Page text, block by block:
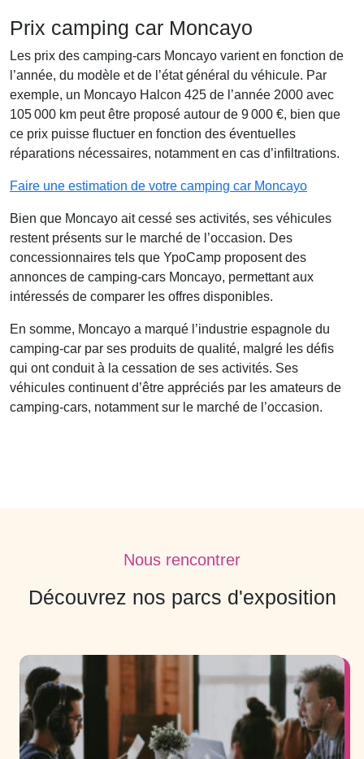
Prix camping car Moncayo
Les prix des camping-cars Moncayo varient en fonction de
l’année, du modèle et de l’état général du véhicule. Par
exemple, un Moncayo Halcon 425 de l’année 2000 avec
105 000 km peut être proposé autour de 9 000 €, bien que
ce prix puisse fluctuer en fonction des éventuelles
réparations nécessaires, notamment en cas d’infiltrations.
Faire une estimation de votre camping car Moncayo
Bien que Moncayo ait cessé ses activités, ses véhicules
restent présents sur le marché de l’occasion. Des
concessionnaires tels que YpoCamp proposent des
annonces de camping-cars Moncayo, permettant aux
intéressés de comparer les offres disponibles.
En somme, Moncayo a marqué l’industrie espagnole du
camping-car par ses produits de qualité, malgré les défis
qui ont conduit à la cessation de ses activités. Ses
véhicules continuent d’être appréciés par les amateurs de
camping-cars, notamment sur le marché de l’occasion.
Nous rencontrer
Découvrez nos parcs d'exposition